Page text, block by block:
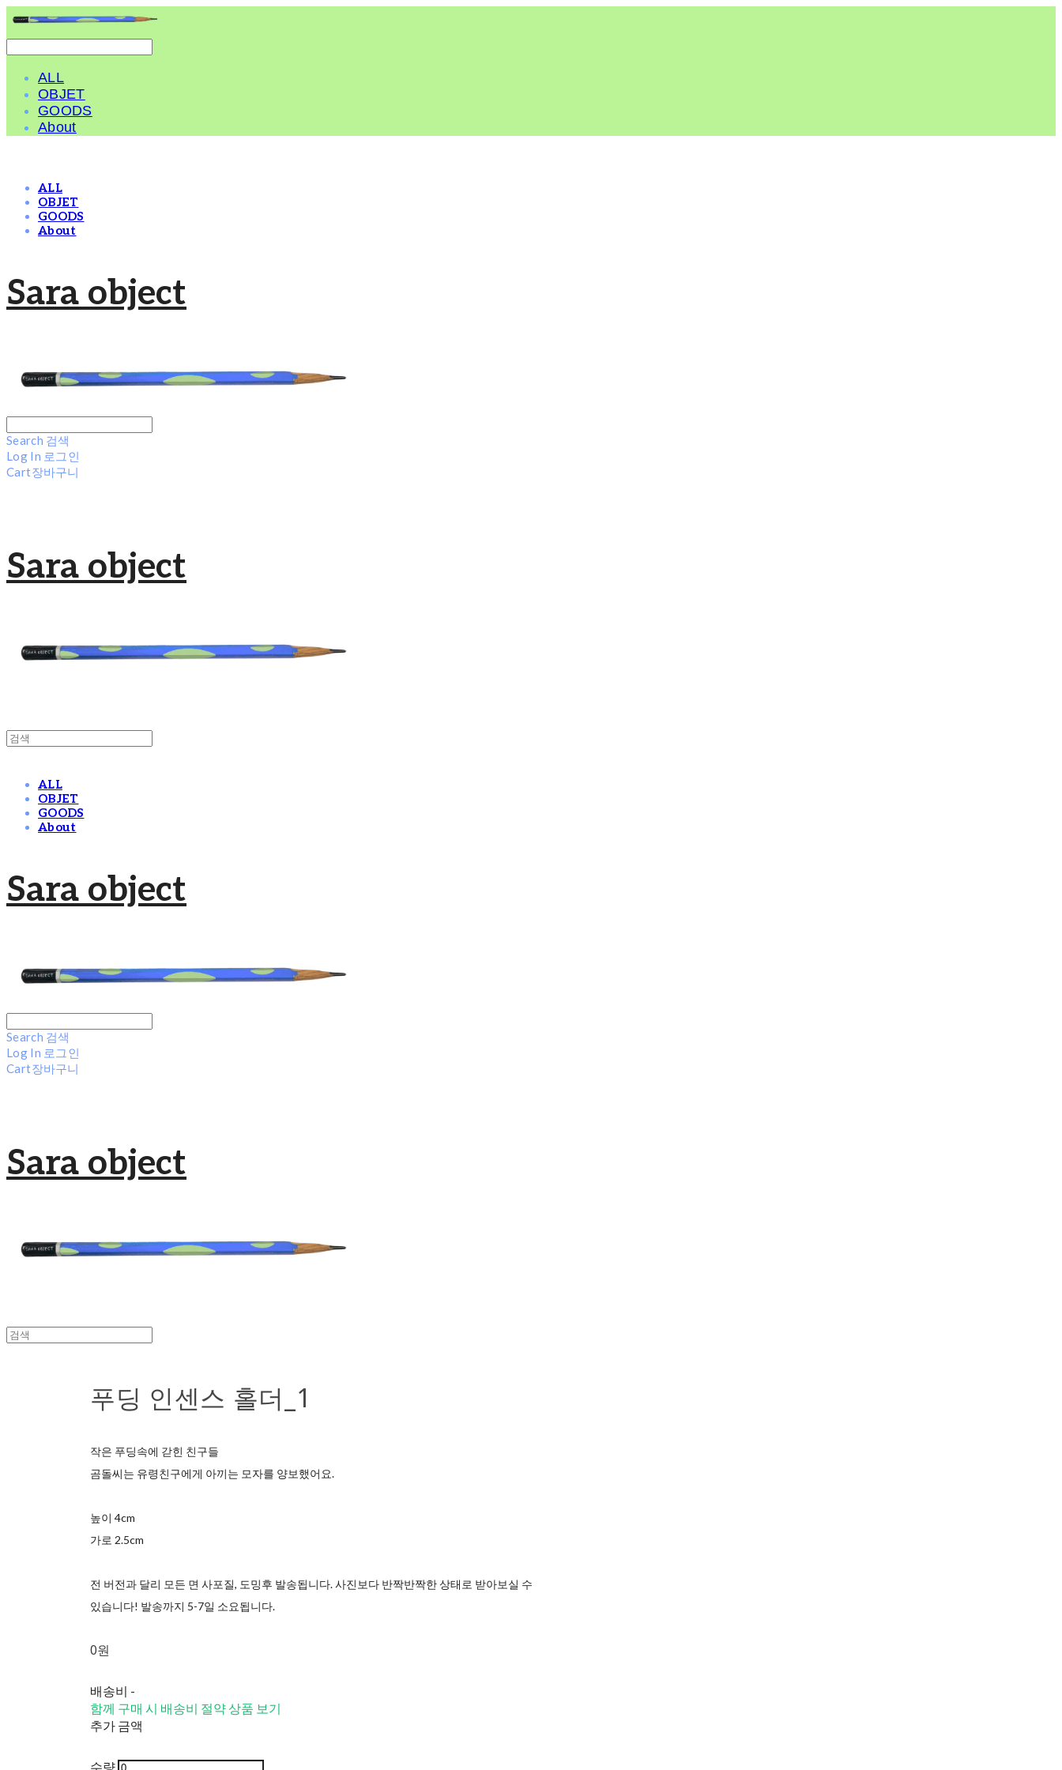
ALL
OBJET
GOODS
About
ALL
OBJET
GOODS
About
Sara object
Search 검색
Log In 로그인
Cart장바구니
Sara object
ALL
OBJET
GOODS
About
Sara object
Search 검색
Log In 로그인
Cart장바구니
Sara object
푸딩 인센스 홀더_1
작은 푸딩속에 갇힌 친구들
곰돌씨는 유령친구에게 아끼는 모자를 양보했어요.
높이 4cm
가로 2.5cm
전 버전과 달리 모든 면 사포질, 도밍후 발송됩니다. 사진보다 반짝반짝한 상태로 받아보실 수
있습니다! 발송까지 5-7일 소요됩니다.
0원
배송비 -
함께 구매 시 배송비 절약 상품 보기
추가 금액
수량